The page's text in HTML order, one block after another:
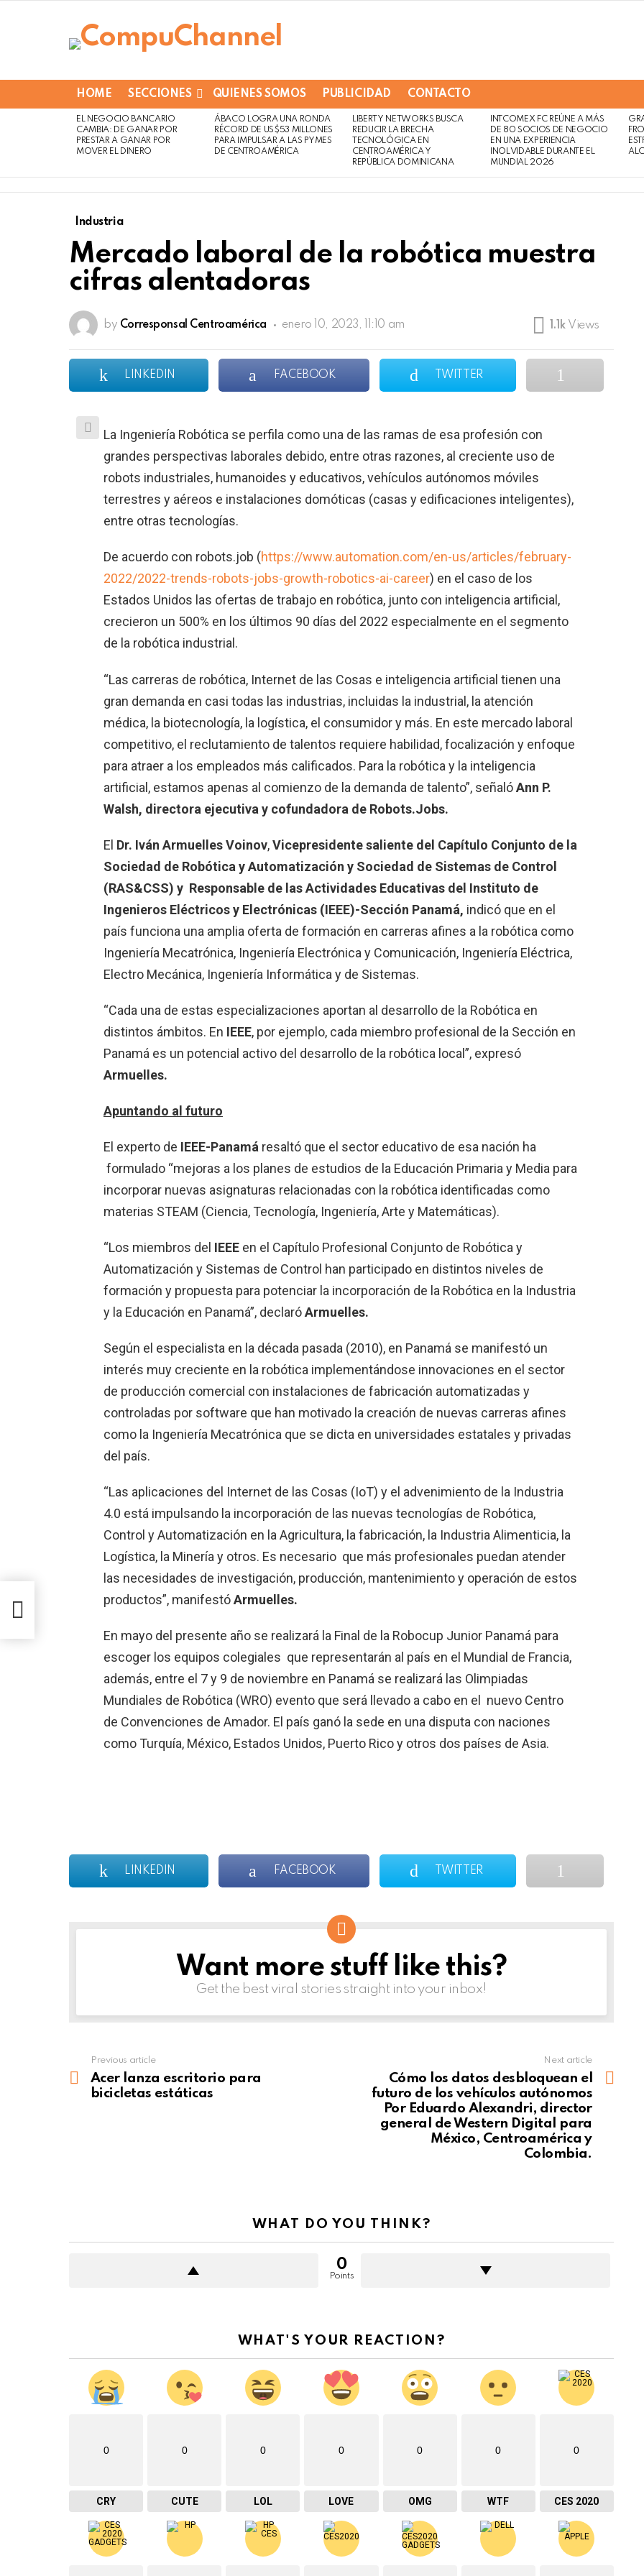
HOME SECCIONES QUIENES SOMOS PUBLICIDAD CONTACTO
LATEST
STORIES
EL NEGOCIO BANCARIO
CAMBIA: DE GANAR POR
PRESTAR A GANAR POR
MOVER EL DINERO
Not
Safe
For
Click
to
view
ÁBACO LOGRA UNA RONDA
RÉCORD DE US$53 MILLONES
PARA IMPULSAR A LAS PYMES
DE CENTROAMÉRICA
LIBERTY NETWORKS BUSCA
REDUCIR LA BRECHA
TECNOLÓGICA EN
CENTROAMÉRICA Y
REPÚBLICA DOMINICANA
INTCOMEX FC REÚNE A MÁS
DE 80 SOCIOS DE NEGOCIO
EN UNA EXPERIENCIA
INOLVIDABLE DURANTE EL
MUNDIAL 2026
Industria
Mercado laboral de la robótica muestra
cifras alentadoras
by Corresponsal Centroamérica enero 10, 2023, 11:10 am 1.1k Views
LINKEDIN FACEBOOK TWITTER
La Ingeniería Robótica se perfila como una de las ramas de esa profesión con
grandes perspectivas laborales debido, entre otras razones, al creciente uso de
robots industriales, humanoides y educativos, vehículos autónomos móviles
terrestres y aéreos e instalaciones domóticas (casas y edificaciones inteligentes),
entre otras tecnologías.
De acuerdo con robots.job (https://www.automation.com/en-us/articles/february-
2022/2022-trends-robots-jobs-growth-robotics-ai-career) en el caso de los
Estados Unidos las ofertas de trabajo en robótica, junto con inteligencia artificial,
crecieron un 500% en los últimos 90 días del 2022 especialmente en el segmento
de la robótica industrial.
“Las carreras de robótica, Internet de las Cosas e inteligencia artificial tienen una
gran demanda en casi todas las industrias, incluidas la industrial, la atención
médica, la biotecnología, la logística, el consumidor y más. En este mercado laboral
competitivo, el reclutamiento de talentos requiere habilidad, focalización y enfoque
para atraer a los empleados más calificados. Para la robótica y la inteligencia
artificial, estamos apenas al comienzo de la demanda de talento”, señalóAnn P.
Walsh, directora ejecutiva y cofundadora de Robots.Jobs.
El Dr. Iván Armuelles Voinov,Vicepresidente saliente del Capítulo Conjunto de la
Sociedad de Robótica y Automatización y Sociedad de Sistemas de Control
(RAS&CSS) y Responsable de las Actividades Educativas del Instituto de
Ingenieros Eléctricos y Electrónicas (IEEE)-Sección Panamá, indicó que en el
país funciona una amplia oferta de formación en carreras afines a la robótica como
Ingeniería Mecatrónica, Ingeniería Electrónica y Comunicación, Ingeniería Eléctrica,
Electro Mecánica, Ingeniería Informática y de Sistemas.
“Cada una de estas especializaciones aportan al desarrollo de la Robótica en
distintos ámbitos. En IEEE, por ejemplo, cada miembro profesional de la Sección en
Panamá es un potencial activo del desarrollo de la robótica local”, expresó
Armuelles.
Apuntando al futuro
El experto de IEEE-Panamá resaltó que el sector educativo de esa nación ha
formulado “mejoras a los planes de estudios de la Educación Primaria y Media para
incorporar nuevas asignaturas relacionadas con la robótica identificadas como
materias STEAM (Ciencia, Tecnología, Ingeniería, Arte y Matemáticas).
“Los miembros del IEEE en el Capítulo Profesional Conjunto de Robótica y
Automatización y Sistemas de Control han participado en distintos niveles de
formación y propuesta para potenciar la incorporación de la Robótica en la Industria
y la Educación en Panamá”, declaróArmuelles.
Según el especialista en la década pasada (2010), en Panamá se manifestó un
interés muy creciente en la robótica implementándose innovaciones en el sector
de producción comercial con instalaciones de fabricación automatizadas y
controladas por software que han motivado la creación de nuevas carreras afines
como la Ingeniería Mecatrónica que se dicta en universidades estatales y privadas
del país.
“Las aplicaciones del Internet de las Cosas (IoT) y el advenimiento de la Industria
4.0 está impulsando la incorporación de las nuevas tecnologías de Robótica,
Control y Automatización en la Agricultura, la fabricación, la Industria Alimenticia, la
Logística, la Minería y otros. Es necesario que más profesionales puedan atender
las necesidades de investigación, producción, mantenimiento y operación de estos
productos”, manifestóArmuelles.
En mayo del presente año se realizará la Final de la Robocup Junior Panamá para
escoger los equipos colegiales que representarán al país en el Mundial de Francia,
además, entre el 7 y 9 de noviembre en Panamá se realizará las Olimpiadas
Mundiales de Robótica (WRO) evento que será llevado a cabo en el nuevo Centro
de Convenciones de Amador. El país ganó la sede en una disputa con naciones
como Turquía, México, Estados Unidos, Puerto Rico y otros dos países de Asia.
LINKEDIN FACEBOOK TWITTER
NEWSLETTERWant more stuff like this?
Get the best viral stories straight into your inbox!
more
Previous article
Acer lanza escritorio para
bicicletas estáticas
Next article
Cómo los datos desbloquean el
futuro de los vehículos autónomos
Por Eduardo Alexandri, director
general de Western Digital para
México, Centroamérica y
Colombia.
WHAT DO YOU THINK?
0
Points
WHAT'S YOUR REACTION?
0
CRY
0
CUTE
0
LOL
0
LOVE
0
OMG
0
WTF
0
CES 2020